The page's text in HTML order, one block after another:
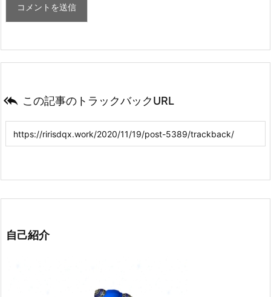
 この記事のトラックバックURL
自己紹介